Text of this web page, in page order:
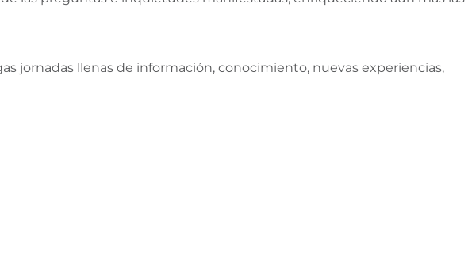
jornadas llenas de información, conocimiento, nuevas experiencias,